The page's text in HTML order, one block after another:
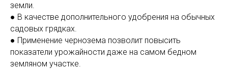
земли.
● В качестве дополнительного удобрения на обычных
садовых грядках.
● Применение чернозема позволит повысить
показатели урожайности даже на самом бедном
земляном участке.